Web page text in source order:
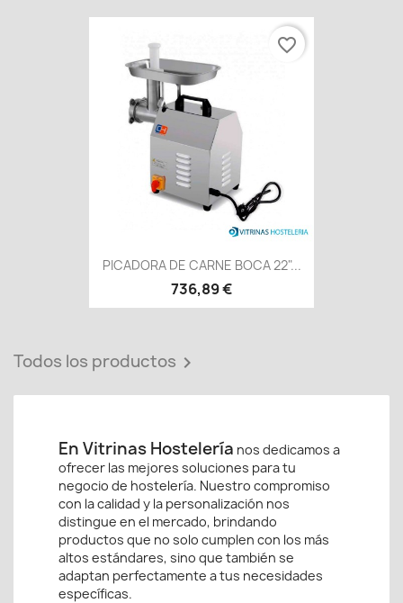
PICADORA DE CARNE BOCA 22"...
736,89 €
favorite_border
Todos los productos 
En Vitrinas Hostelería nos dedicamos a
ofrecer las mejores soluciones para tu
negocio de hostelería. Nuestro compromiso
con la calidad y la personalización nos
distingue en el mercado, brindando
productos que no solo cumplen con los más
altos estándares, sino que también se
adaptan perfectamente a tus necesidades
específicas.